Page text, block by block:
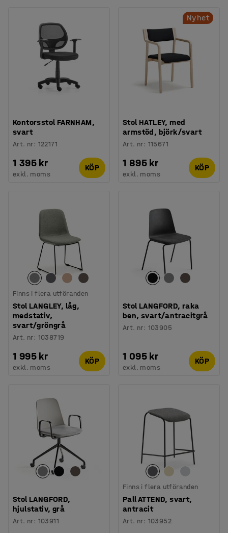
Kontorsstol FARNHAM,
svart
Art. nr: 122171
1 395 kr
exkl. moms
KÖP
Nyhet
Stol HATLEY, med
armstöd, björk/svart
Art. nr: 115671
1 895 kr
exkl. moms
KÖP
Finns i flera utföranden
Stol LANGLEY, låg,
medstativ,
svart/gröngrå
Art. nr: 1038719
1 995 kr
exkl. moms
KÖP
Stol LANGFORD, raka
ben, svart/antracitgrå
Art. nr: 103905
1 095 kr
exkl. moms
KÖP
Stol LANGFORD,
hjulstativ, grå
Art. nr: 103911
Finns i flera utföranden
Pall ATTEND, svart,
antracit
Art. nr: 103952